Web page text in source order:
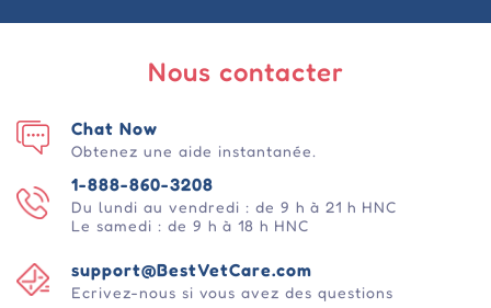
Nous contacter
1-888-860-3208
Du lundi au vendredi : de 9 h à 21 h HNC
Le samedi : de 9 h à 18 h HNC
support@BestVetCare.com
Ecrivez-nous si vous avez des questions
Chat Now
Obtenez une aide instantanée.